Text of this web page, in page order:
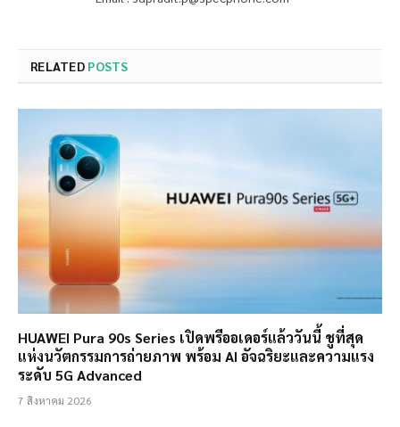
RELATED POSTS
HUAWEI Pura 90s Series เปิดพรีออเดอร์แล้ววันนี้ ชูที่สุด
แห่งนวัตกรรมการถ่ายภาพ พร้อม AI อัจฉริยะและความแรง
ระดับ 5G Advanced
7 สิงหาคม 2026